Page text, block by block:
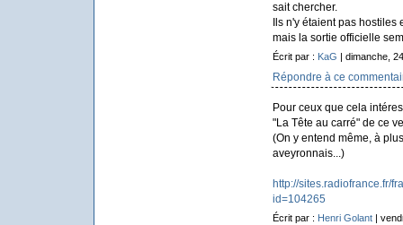
sait chercher.
Ils n'y étaient pas
mais la sortie officielle
Écrit par : KaG | dimanche,
Répondre à ce
Pour ceux que cela
"La Tête au carré" de ce
(On y entend même, à
aveyronnais...)
http://sites.radiofrance.fr/
id=104265
Écrit par : Henri Golant|